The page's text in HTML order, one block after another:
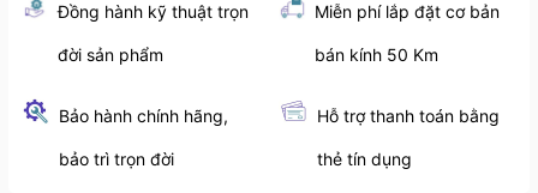
Đồng hành kỹ thuật trọn
đời sản phẩm
Miễn phí lắp đặt cơ bản
bán kính 50 Km
Bảo hành chính hãng,
bảo trì trọn đời
Hỗ trợ thanh toán bằng
thẻ tín dụng